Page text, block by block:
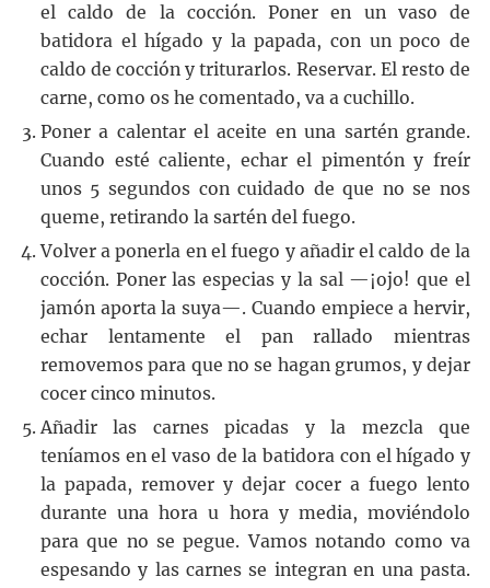
el caldo de la cocción. Poner en un vaso de
batidora el hígado y la papada, con un poco de
caldo de cocción y triturarlos. Reservar. El resto de
carne, como os he comentado, va a cuchillo.
Poner a calentar el aceite en una sartén grande.
Cuando esté caliente, echar el pimentón y freír
unos 5 segundos con cuidado de que no se nos
queme, retirando la sartén del fuego.
Volver a ponerla en el fuego y añadir el caldo de la
cocción. Poner las especias y la sal —¡ojo! que el
jamón aporta la suya—. Cuando empiece a hervir,
echar lentamente el pan rallado mientras
removemos para que no se hagan grumos, y dejar
cocer cinco minutos.
Añadir las carnes picadas y la mezcla que
teníamos en el vaso de la batidora con el hígado y
la papada, remover y dejar cocer a fuego lento
durante una hora u hora y media, moviéndolo
para que no se pegue. Vamos notando como va
espesando y las carnes se integran en una pasta.